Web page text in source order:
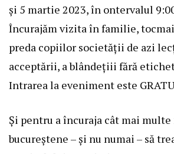
și 5 martie 2023, în ontervalul
Încurajăm vizita în familie,
preda copiilor societății de azi
acceptării, a blândețiii fără
Intrarea la eveniment este
Și pentru a încuraja cât mai
bucureștene – și nu numai – să